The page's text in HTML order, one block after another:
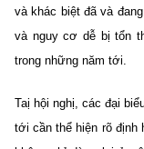
và khác biệt đã và
và nguy cơ dễ bị tổn
trong những năm tới.
Taị hội nghị, các đại
tới cần thể hiện rõ định